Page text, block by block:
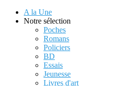
A la Une
Notre sélection
Poches
Romans
Policiers
BD
Essais
Jeunesse
Livres d'art